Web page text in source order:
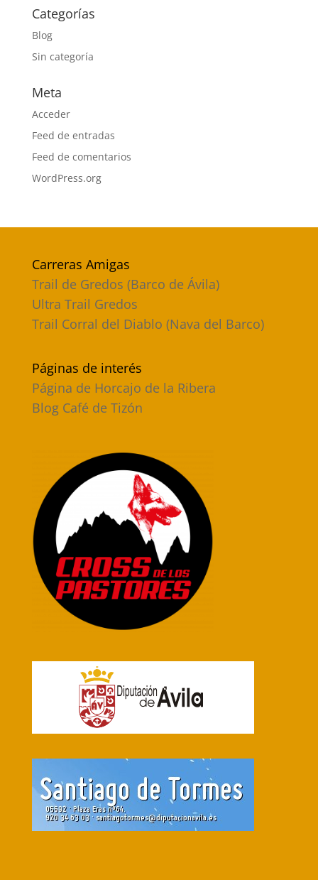
Categorías
Blog
Sin categoría
Meta
Acceder
Feed de entradas
Feed de comentarios
WordPress.org
Carreras Amigas
Trail de Gredos (Barco de Ávila)
Ultra Trail Gredos
Trail Corral del Diablo (Nava del Barco)
Páginas de interés
Página de Horcajo de la Ribera
Blog Café de Tizón